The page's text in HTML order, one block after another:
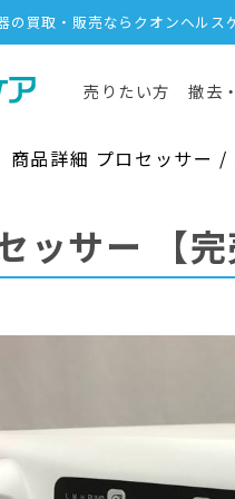
の買取・販売ならクオンヘルス
売りたい方 撤去
商品詳細 プロセッサー
ッサー 【